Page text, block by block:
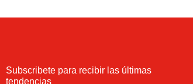
Subscribete para recibir las últimas
tendencias